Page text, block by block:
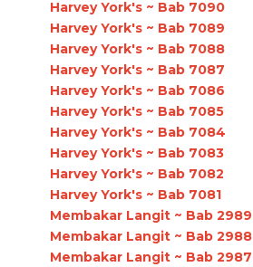
Harvey York's ~ Bab 7090
Harvey York's ~ Bab 7089
Harvey York's ~ Bab 7088
Harvey York's ~ Bab 7087
Harvey York's ~ Bab 7086
Harvey York's ~ Bab 7085
Harvey York's ~ Bab 7084
Harvey York's ~ Bab 7083
Harvey York's ~ Bab 7082
Harvey York's ~ Bab 7081
Membakar Langit ~ Bab 2989
Membakar Langit ~ Bab 2988
Membakar Langit ~ Bab 2987